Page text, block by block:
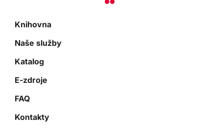
Knihovna
Naše služby
Katalog
E-zdroje
FAQ
Kontakty